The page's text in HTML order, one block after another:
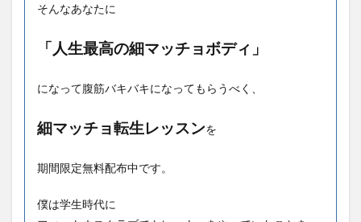
そんなあなたに
「人生最高の細マッチョボディ」
になって腹筋バキバキになってもらうべく、
細マッチョ転生レッスンを
期間限定無料配布中です。
僕は学生時代に